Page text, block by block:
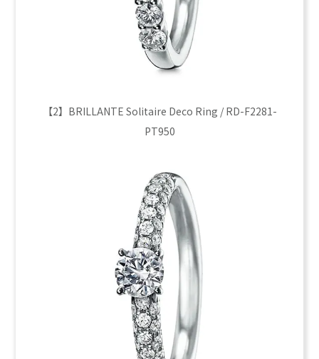
【2】BRILLANTE Solitaire Deco Ring / RD-F2281-
PT950